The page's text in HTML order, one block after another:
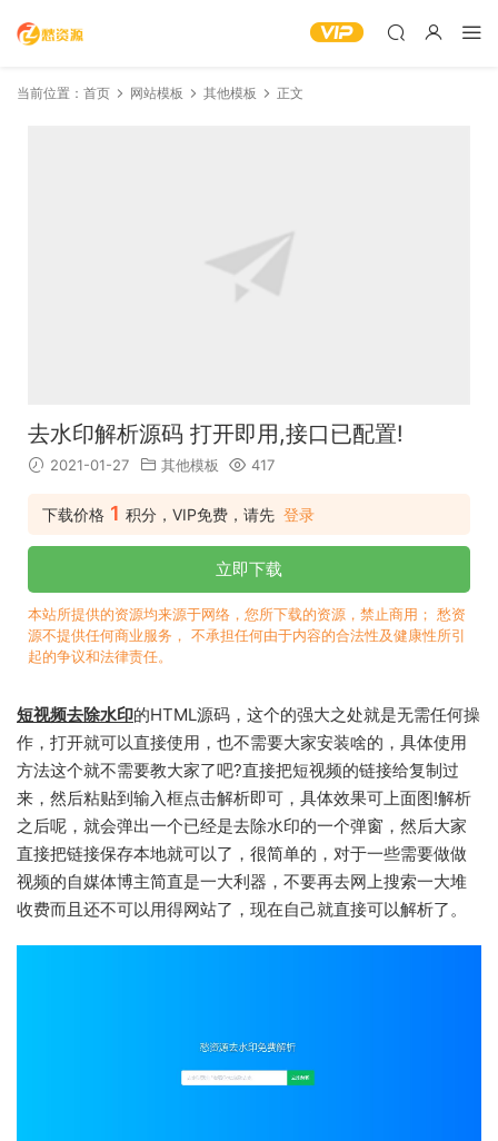
当前位置： 首页 网站模板 其他模板 正文
去水印解析源码 打开即用,接口已配置!
2021-01-27 其他模板 417
下载价格 1 积分，VIP免费，请先 登录
立即下载
本站所提供的资源均来源于网络，您所下载的资源，禁止商用； 愁资
源不提供任何商业服务， 不承担任何由于内容的合法性及健康性所引
起的争议和法律责任。
短视频去除水印的HTML源码，这个的强大之处就是无需任何操
作，打开就可以直接使用，也不需要大家安装啥的，具体使用
方法这个就不需要教大家了吧?直接把短视频的链接给复制过
来，然后粘贴到输入框点击解析即可，具体效果可上面图!解析
之后呢，就会弹出一个已经是去除水印的一个弹窗，然后大家
直接把链接保存本地就可以了，很简单的，对于一些需要做做
视频的自媒体博主简直是一大利器，不要再去网上搜索一大堆
收费而且还不可以用得网站了，现在自己就直接可以解析了。